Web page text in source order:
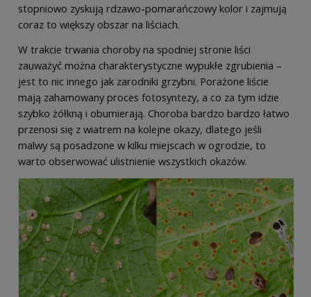
stopniowo zyskują rdzawo-pomarańczowy kolor i zajmują
coraz to większy obszar na liściach.
W trakcie trwania choroby na spodniej stronie liści
zauważyć można charakterystyczne wypukłe zgrubienia –
jest to nic innego jak zarodniki grzybni. Porażone liście
mają zahamowany proces fotosyntezy, a co za tym idzie
szybko żółkną i obumierają. Choroba bardzo bardzo łatwo
przenosi się z wiatrem na kolejne okazy, dlatego jeśli
malwy są posadzone w kilku miejscach w ogrodzie, to
warto obserwować ulistnienie wszystkich okazów.